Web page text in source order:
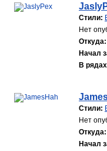
Стили:
Нет
Откуда:
Начал
В
Стили:
Нет
Откуда:
Начал